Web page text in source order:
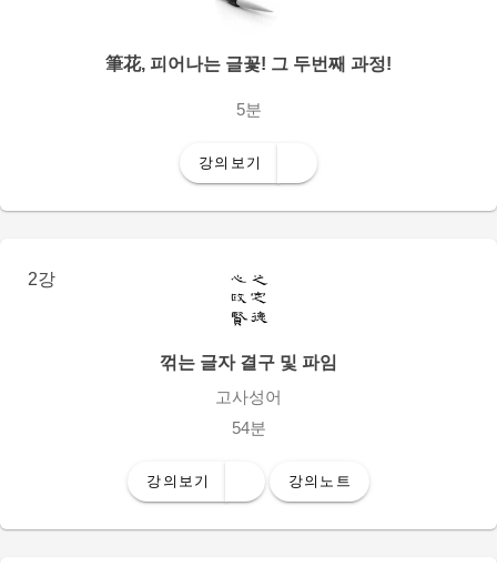
筆花, 피어나는 글꽃! 그 두번째 과정!
5분
강의보기
2강
꺾는 글자 결구 및 파임
고사성어
54분
강의보기 강의노트